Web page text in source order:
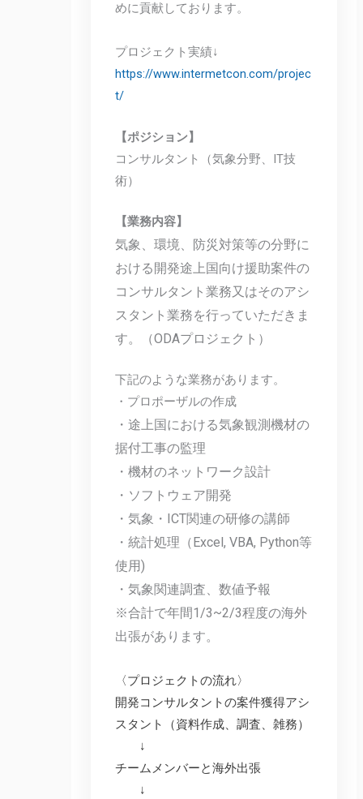
めに貢献しております。
プロジェクト実績↓
https://www.intermetcon.com/projec
t/
【ポジション】
コンサルタント（気象分野、IT技
術）
【業務内容】
気象、環境、防災対策等の分野に
おける開発途上国向け援助案件の
コンサルタント業務又はそのアシ
スタント業務を行っていただきま
す。（ODAプロジェクト）
下記のような業務があります。
・プロポーザルの作成
・途上国における気象観測機材の
据付工事の監理
・機材のネットワーク設計
・ソフトウェア開発
・気象・ICT関連の研修の講師
・統計処理（Excel, VBA, Python等
使用)
・気象関連調査、数値予報
※合計で年間1/3~2/3程度の海外
出張があります。
〈プロジェクトの流れ〉
開発コンサルタントの案件獲得アシ
スタント（資料作成、調査、雑務）
↓
チームメンバーと海外出張
↓